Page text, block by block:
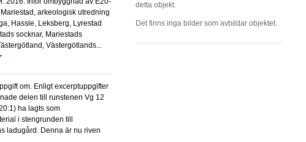
detta objekt.
Det finns inga bilder som avbildar objektet.
arkeologisk utredning
Hassle, Leksberg, Lyrestad
socknar, Mariestads
Västergötlands...
delen till runstenen Vg 12
ha lagts som
i stengrunden till
ladugård. Denna är nu riven